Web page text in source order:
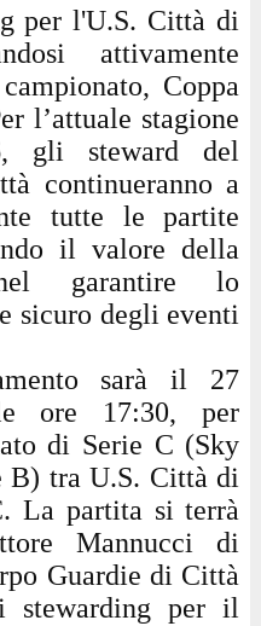
per l'U.S. Città di
attivamente
Coppa
l’attuale stagione
gli steward del
continueranno a
tutte le partite
il valore della
garantire lo
sicuro degli eventi
sarà il 27
ore 17:30, per
di Serie C (Sky
B) tra U.S. Città di
La partita si terrà
Mannucci di
Guardie di Città
stewarding per il